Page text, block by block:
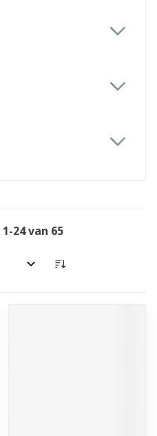
1-24van 65